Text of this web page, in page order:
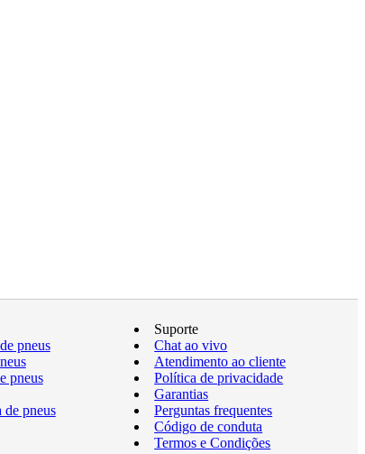
pneus
pneus
pneus
Suporte
Chat ao vivo
Atendimento ao cliente
Política de privacidade
Garantias
Perguntas frequentes
Código de conduta
Termos e Condições